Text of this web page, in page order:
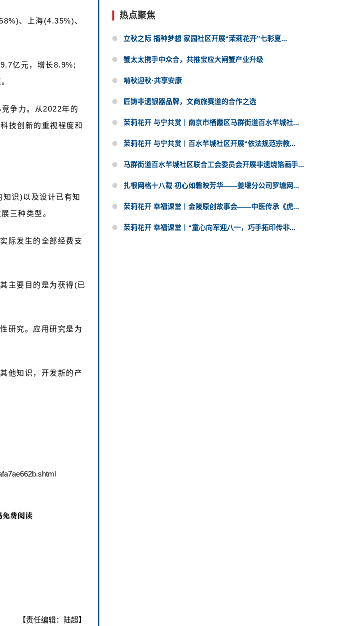
、上海(4.35%)、
亿元，增长8.9%;
争力。从2022年的
技创新的重视程度和
识)以及设计已有知
三种类型。
际发生的全部经费支
主要目的是为获得(已
研究。应用研究是为
他知识，开发新的产
【责任编辑：陆超】
热点聚焦
立秋之际 播种梦想 家园社区开展“茉莉花开”七彩夏...
蟹太太携手中众合，共推宝应大闸蟹产业升级
啃秋迎秋·共享安康
匠铸非遗银器品牌，文商旅赛道的合作之选
茉莉花开 与宁共赏丨南京市栖霞区马群街道百水芊城社...
茉莉花开 与宁共赏丨百水芊城社区开展“依法规范宗教...
马群街道百水芊城社区联合工会委员会开展非遗烧箔画手...
扎根网格十八载 初心如磐映芳华——姜堰分公司罗塘网...
茉莉花开 幸福课堂丨金陵原创故事会——中医传承《虎...
茉莉花开 幸福课堂丨“童心向军迎八一，巧手拓印传非...